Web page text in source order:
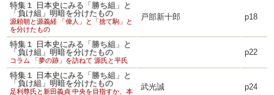
特集１ 日本史にみる「勝ち組」と
「負け組」明暗を分けたもの
源頼朝と源義経 「偉人」と「捨て駒」と
を分けたもの
戸部新十郎 p18
特集１ 日本史にみる「勝ち組」と
「負け組」明暗を分けたもの
コラム 「夢の跡」を訪ねて 源氏と平氏
p22
特集１ 日本史にみる「勝ち組」と
「負け組」明暗を分けたもの
足利尊氏と新田義貞 中央を目指すか、本
武光誠 p24